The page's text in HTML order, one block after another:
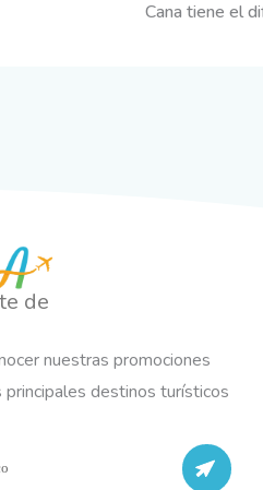
Cana tiene el
de
nuestras promociones
destinos turísticos